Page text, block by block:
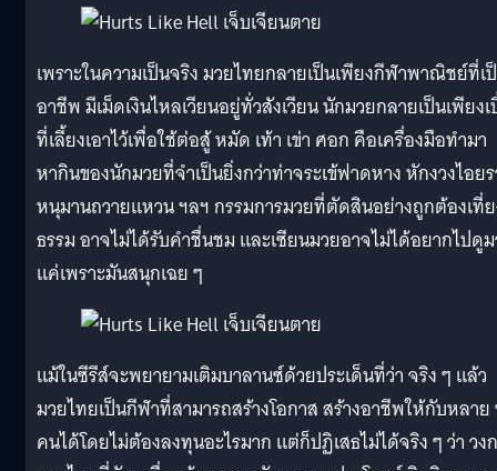
เพราะในความเป็นจริง มวยไทยกลายเป็นเพียงกีฬาพาณิชย์ที่เ
อาชีพ มีเม็ดเงินไหลเวียนอยู่ทั่วสังเวียน นักมวยกลายเป็นเพียง
ที่เลี้ยงเอาไว้เพื่อใช้ต่อสู้ หมัด เท้า เข่า ศอก คือเครื่องมือทำมา
หากินของนักมวยที่จำเป็นยิ่งกว่าท่าจระเข้ฟาดหาง หักงวงไอย
หนุมานถวายแหวน ฯลฯ กรรมการมวยที่ตัดสินอย่างถูกต้องเที่
ธรรม อาจไม่ได้รับคำชื่นชม และเซียนมวยอาจไม่ได้อยากไปดู
แค่เพราะมันสนุกเฉย ๆ
แม้ในซีรีส์จะพยายามเติมบาลานซ์ด้วยประเด็นที่ว่า จริง ๆ แล้ว
มวยไทยเป็นกีฬาที่สามารถสร้างโอกาส สร้างอาชีพให้กับหลาย
คนได้โดยไม่ต้องลงทุนอะไรมาก แต่ก็ปฏิเสธไม่ได้จริง ๆ ว่า วง